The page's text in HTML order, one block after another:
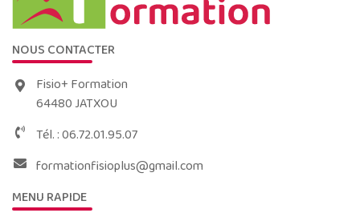
NOUS CONTACTER
Fisio+ Formation
64480 JATXOU
Tél. :06.72.01.95.07
formationfisioplus@gmail.com
MENU RAPIDE